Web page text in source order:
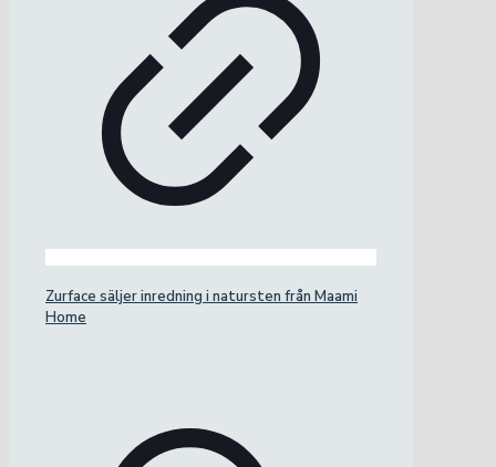
Zurface säljer inredning i natursten från Maami
Home